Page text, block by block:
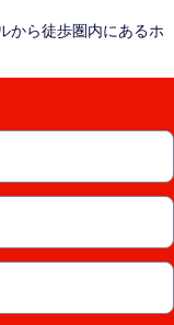
から徒歩圏内にあるホ